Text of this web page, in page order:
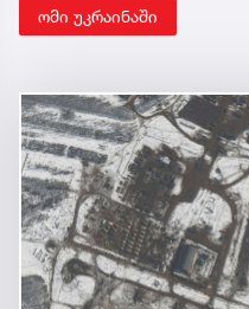
ომი უკრაინაში